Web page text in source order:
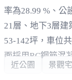
率為28.99 %、公
21層、地下3層建
53-142坪，車位
面採用RC鋼筋混
近公園 景觀宅